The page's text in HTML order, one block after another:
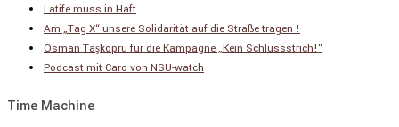
Latife muss in Haft
Am „Tag X“ unsere Solidarität auf die Straße tragen !
Osman Taşköprü für die Kampagne „Kein Schlussstrich!“
Podcast mit Caro von NSU-watch
Time Machine